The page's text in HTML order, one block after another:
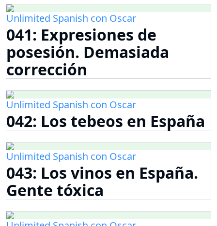
Unlimited Spanish con Oscar
041: Expresiones de
posesión. Demasiada
corrección
Unlimited Spanish con Oscar
042: Los tebeos en España
Unlimited Spanish con Oscar
043: Los vinos en España.
Gente tóxica